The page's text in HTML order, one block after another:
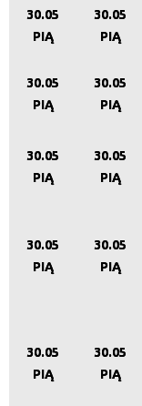
Trwające w zakresie
Promowane
30.05
PIĄ
30.05
PIĄ
30.05
PIĄ
30.05
PIĄ
30.05
PIĄ
30.05
PIĄ
30.05
PIĄ
30.05
PIĄ
30.05
PIĄ
30.05
PIĄ